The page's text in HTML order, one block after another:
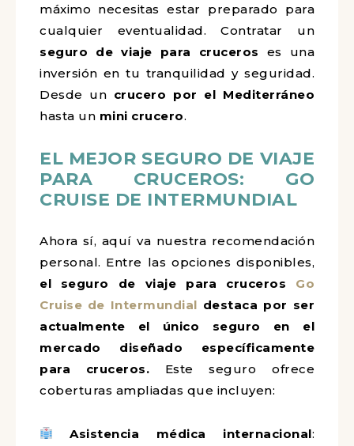
máximo necesitas estar preparado para
cualquier eventualidad. Contratar un
seguro de viaje para cruceros es una
inversión en tu tranquilidad y seguridad.
Desde un crucero por el Mediterráneo
hasta un mini crucero.
EL MEJOR SEGURO DE VIAJE
PARA CRUCEROS: GO
CRUISE DE INTERMUNDIAL
Ahora sí, aquí va nuestra recomendación
personal. Entre las opciones disponibles,
el seguro de viaje para cruceros Go
Cruise de Intermundial destaca por ser
actualmente el único seguro en el
mercado diseñado específicamente
para cruceros. Este seguro ofrece
coberturas ampliadas que incluyen:
Asistencia médica internacional: